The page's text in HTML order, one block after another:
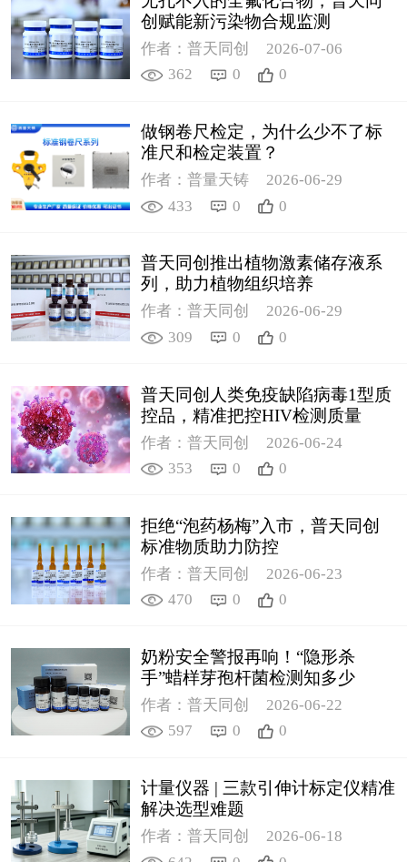
创赋能新污染物合规监测
作者：普天同创
2026-07-06
362
0 0
做钢卷尺检定，为什么少不了标
准尺和检定装置？
作者：普量天铸
2026-06-29
433
0 0
普天同创推出植物激素储存液系
列，助力植物组织培养
作者：普天同创
2026-06-29
309
0 0
普天同创人类免疫缺陷病毒1型质
控品，精准把控HIV检测质量
作者：普天同创
2026-06-24
353
0 0
拒绝“泡药杨梅”入市，普天同创
标准物质助力防控
作者：普天同创
2026-06-23
470
0 0
奶粉安全警报再响！“隐形杀
手”蜡样芽孢杆菌检测知多少
作者：普天同创
2026-06-22
597
0 0
计量仪器 | 三款引伸计标定仪精准
解决选型难题
作者：普天同创
2026-06-18